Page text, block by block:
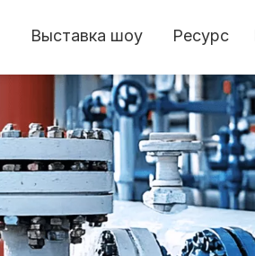
Выставка шоу Ресурс